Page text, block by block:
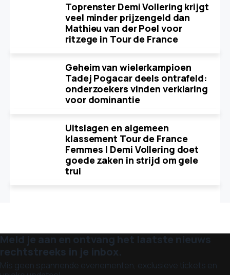
Toprenster Demi Vollering krijgt
veel minder prijzengeld dan
Mathieu van der Poel voor
ritzege in Tour de France
Geheim van wielerkampioen
Tadej Pogacar deels ontrafeld:
onderzoekers vinden verklaring
voor dominantie
Uitslagen en algemeen
klassement Tour de France
Femmes | Demi Vollering doet
goede zaken in strijd om gele
trui
Meld je aan en ontvang het laatste nieuws
rechtstreeks in je inbox.
Mis geen spannende evenementen, exclusieve tickets en